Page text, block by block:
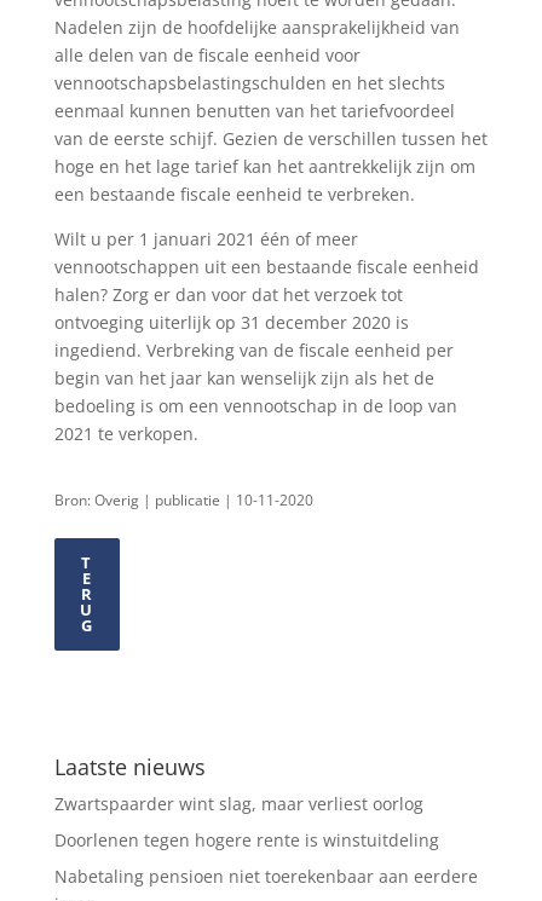
Nadelen zijn de hoofdelijke aansprakelijkheid van
alle delen van de fiscale eenheid voor
vennootschapsbelastingschulden en het slechts
eenmaal kunnen benutten van het tariefvoordeel
van de eerste schijf. Gezien de verschillen tussen het
hoge en het lage tarief kan het aantrekkelijk zijn om
een bestaande fiscale eenheid te verbreken.
Wilt u per 1 januari 2021 één of meer
vennootschappen uit een bestaande fiscale eenheid
halen? Zorg er dan voor dat het verzoek tot
ontvoeging uiterlijk op 31 december 2020 is
ingediend. Verbreking van de fiscale eenheid per
begin van het jaar kan wenselijk zijn als het de
bedoeling is om een vennootschap in de loop van
2021 te verkopen.
Bron: Overig | publicatie | 10-11-2020
T
E
R
U
G
Laatste nieuws
Zwartspaarder wint slag, maar verliest oorlog
Doorlenen tegen hogere rente is winstuitdeling
Nabetaling pensioen niet toerekenbaar aan eerdere